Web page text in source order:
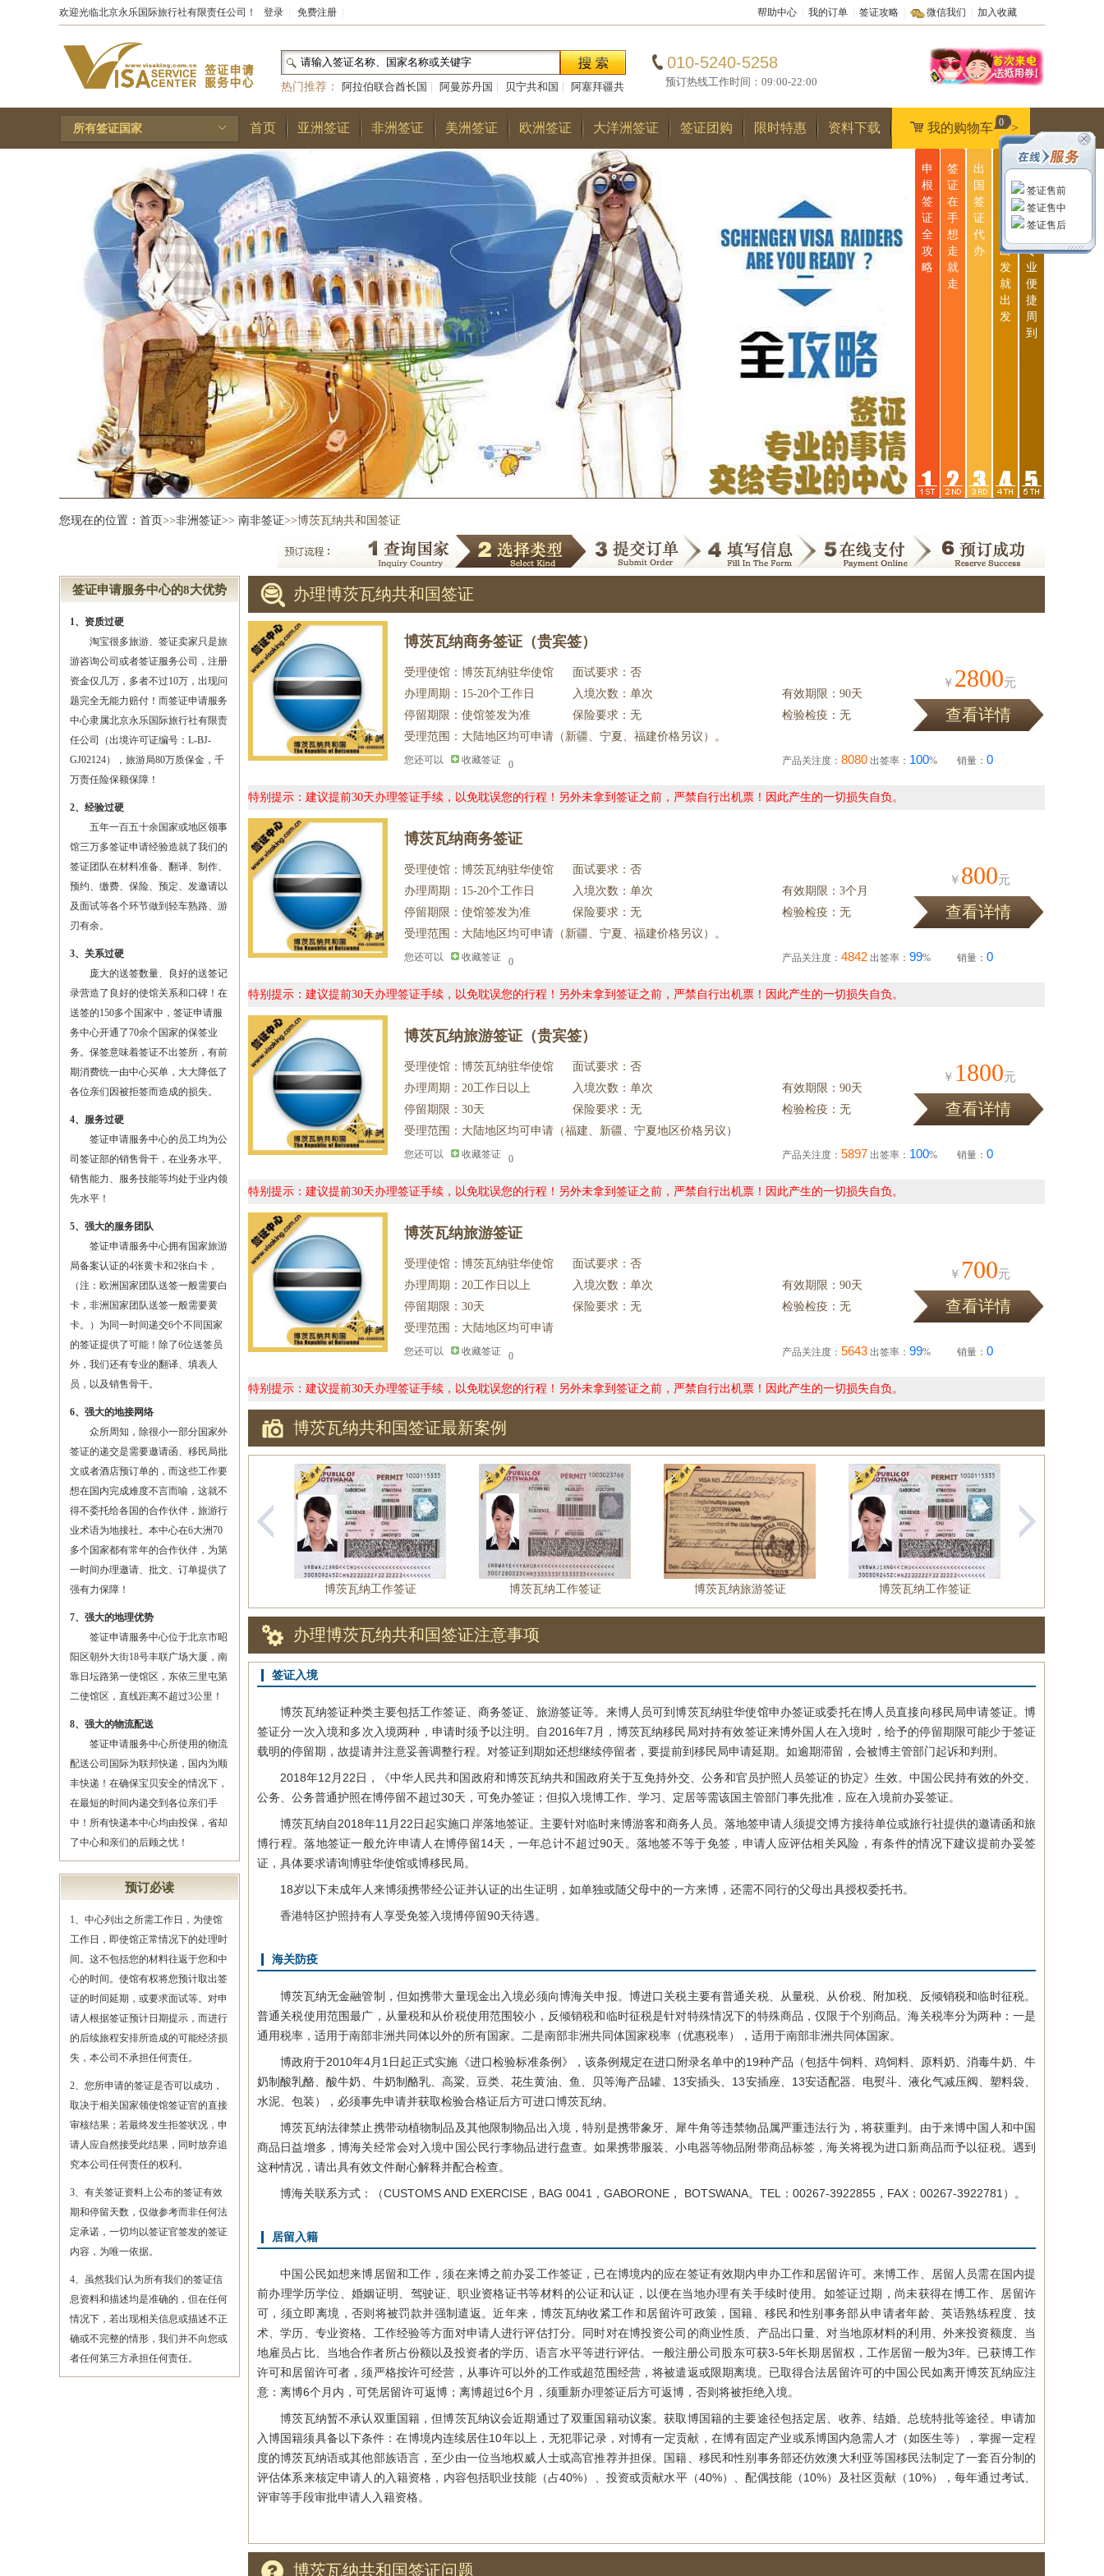
欢迎光临北京永乐国际旅行社有限责任公司！ 登录 免费注册 帮助中心 我的订单 签证攻略 微信我们 加入收藏
热门推荐： 阿拉伯联合酋长国 阿曼苏丹国 贝宁共和国
阿塞拜疆共
和国|布基纳法索|巴勒斯坦国|阿尔巴尼亚共和国|多哥共和国|巴
林王国|安道尔公国|
010-5240-5258
预订热线工作时间：09:00-22:00
所有签证国家 首页 亚洲签证 非洲签证 美洲签证 欧洲签证 大洋洲签证 签证团购 限时特惠 资料下载 我的购物车 >
0
申
根
签
证
全
攻
略
签
证
在
手
想
走
就
走
出
国
签
证
代
办
无
说
出
发
就
出
发
一
站
式
服
专
业
便
捷
周
到
您现在的位置： 首页>>非洲签证>> 南非签证>>博茨瓦纳共和国签证
签证申请服务中心的8大优势
1、资质过硬
淘宝很多旅游、签证卖家只是旅
游咨询公司或者签证服务公司，注册
资金仅几万，多者不过10万，出现问
题完全无能力赔付！而签证申请服务
中心隶属北京永乐国际旅行社有限责
任公司（出境许可证编号：L-BJ-
GJ02124），旅游局80万质保金，千
万责任险保额保障！
2、经验过硬
五年一百五十余国家或地区领事
馆三万多签证申请经验造就了我们的
签证团队在材料准备、翻译、制作、
预约、缴费、保险、预定、发邀请以
及面试等各个环节做到轻车熟路、游
刃有余。
3、关系过硬
庞大的送签数量、良好的送签记
录营造了良好的使馆关系和口碑！在
送签的150多个国家中，签证申请服
务中心开通了70余个国家的保签业
务。保签意味着签证不出签所，有前
期消费统一由中心买单，大大降低了
各位亲们因被拒签而造成的损失。
4、服务过硬
签证申请服务中心的员工均为公
司签证部的销售骨干，在业务水平、
销售能力、服务技能等均处于业内领
先水平！
5、强大的服务团队
签证申请服务中心拥有国家旅游
局备案认证的4张黄卡和2张白卡，
（注：欧洲国家团队送签一般需要白
卡，非洲国家团队送签一般需要黄
卡。）为同一时间递交6个不同国家
的签证提供了可能！除了6位送签员
外，我们还有专业的翻译、填表人
员，以及销售骨干。
6、强大的地接网络
众所周知，除很小一部分国家外
签证的递交是需要邀请函、移民局批
文或者酒店预订单的，而这些工作要
想在国内完成难度不言而喻，这就不
得不委托给各国的合作伙伴，旅游行
业术语为地接社。本中心在6大洲70
多个国家都有常年的合作伙伴，为第
一时间办理邀请、批文、订单提供了
强有力保障！
7、强大的地理优势
签证申请服务中心位于北京市昭
阳区朝外大街18号丰联广场大厦，南
靠日坛路第一使馆区，东依三里屯第
二使馆区，直线距离不超过3公里！
8、强大的物流配送
签证申请服务中心所使用的物流
配送公司国际为联邦快递，国内为顺
丰快递！在确保宝贝安全的情况下，
在最短的时间内递交到各位亲们手
中！所有快递本中心均由投保，省却
了中心和亲们的后顾之忧！
预订必读
1、中心列出之所需工作日，为使馆
工作日，即使馆正常情况下的处理时
间。这不包括您的材料往返于您和中
心的时间。使馆有权将您预计取出签
证的时间延期，或要求面试等。对申
请人根据签证预计日期提示，而进行
的后续旅程安排所造成的可能经济损
失，本公司不承担任何责任。
2、您所申请的签证是否可以成功，
取决于相关国家领使馆签证官的直接
审核结果；若最终发生拒签状况，申
请人应自然接受此结果，同时放弃追
究本公司任何责任的权利。
3、有关签证资料上公布的签证有效
期和停留天数，仅做参考而非任何法
定承诺，一切均以签证官签发的签证
内容，为唯一依据。
4、虽然我们认为所有我们的签证信
息资料和描述均是准确的，但在任何
情况下，若出现相关信息或描述不正
确或不完整的情形，我们并不向您或
者任何第三方承担任何责任。
办理博茨瓦纳共和国签证
博茨瓦纳商务签证（贵宾签）
受理使馆：博茨瓦纳驻华使馆
面试要求：否
办理周期：15-20个工作日
入境次数：单次
有效期限：90天
停留期限：使馆签发为准
保险要求：无
检验检疫：无
受理范围：大陆地区均可申请（新疆、宁夏、福建价格另议）。
￥ 2800元
查看详情
您还可以 收藏签证 0 产品关注度：8080 出签率： 100% 销量：0
特别提示：建议提前30天办理签证手续，以免耽误您的行程！另外未拿到签证之前，严禁自行出机票！因此产生的一切损失自负。
博茨瓦纳商务签证
受理使馆：博茨瓦纳驻华使馆
面试要求：否
办理周期：15-20个工作日
入境次数：单次
有效期限：3个月
停留期限：使馆签发为准
保险要求：无
检验检疫：无
受理范围：大陆地区均可申请（新疆、宁夏、福建价格另议）。
￥ 800元
查看详情
您还可以 收藏签证 0 产品关注度：4842 出签率： 99% 销量：0
特别提示：建议提前30天办理签证手续，以免耽误您的行程！另外未拿到签证之前，严禁自行出机票！因此产生的一切损失自负。
博茨瓦纳旅游签证（贵宾签）
受理使馆：博茨瓦纳驻华使馆
面试要求：否
办理周期：20工作日以上
入境次数：单次
有效期限：90天
停留期限：30天
保险要求：无
检验检疫：无
受理范围：大陆地区均可申请（福建、新疆、宁夏地区价格另议）
￥ 1800元
查看详情
您还可以 收藏签证 0 产品关注度：5897 出签率： 100% 销量：0
特别提示：建议提前30天办理签证手续，以免耽误您的行程！另外未拿到签证之前，严禁自行出机票！因此产生的一切损失自负。
博茨瓦纳旅游签证
受理使馆：博茨瓦纳驻华使馆
面试要求：否
办理周期：20工作日以上
入境次数：单次
有效期限：90天
停留期限：30天
保险要求：无
检验检疫：无
受理范围：大陆地区均可申请
￥ 700元
查看详情
您还可以 收藏签证 0 产品关注度：5643 出签率： 99% 销量：0
特别提示：建议提前30天办理签证手续，以免耽误您的行程！另外未拿到签证之前，严禁自行出机票！因此产生的一切损失自负。
博茨瓦纳共和国签证最新案例
博茨瓦纳工作签证 博茨瓦纳工作签证 博茨瓦纳旅游签证 博茨瓦纳工作签证
办理博茨瓦纳共和国签证注意事项
签证入境
博茨瓦纳签证种类主要包括工作签证、商务签证、旅游签证等。来博人员可到博茨瓦纳驻华使馆申办签证或委托在博人员直接向移民局申请签证。博
签证分一次入境和多次入境两种，申请时须予以注明。自2016年7月，博茨瓦纳移民局对持有效签证来博外国人在入境时，给予的停留期限可能少于签证
载明的停留期，故提请并注意妥善调整行程。对签证到期如还想继续停留者，要提前到移民局申请延期。如逾期滞留，会被博主管部门起诉和判刑。
2018年12月22日，《中华人民共和国政府和博茨瓦纳共和国政府关于互免持外交、公务和官员护照人员签证的协定》生效。中国公民持有效的外交、
公务、公务普通护照在博停留不超过30天，可免办签证；但拟入境博工作、学习、定居等需该国主管部门事先批准，应在入境前办妥签证。
博茨瓦纳自2018年11月22日起实施口岸落地签证。主要针对临时来博游客和商务人员。落地签申请人须提交博方接待单位或旅行社提供的邀请函和旅
博行程。落地签证一般允许申请人在博停留14天，一年总计不超过90天。落地签不等于免签，申请人应评估相关风险，有条件的情况下建议提前办妥签
证，具体要求请询博驻华使馆或博移民局。
18岁以下未成年人来博须携带经公证并认证的出生证明，如单独或随父母中的一方来博，还需不同行的父母出具授权委托书。
香港特区护照持有人享受免签入境博停留90天待遇。
海关防疫
博茨瓦纳无金融管制，但如携带大量现金出入境必须向博海关申报。博进口关税主要有普通关税、从量税、从价税、附加税、反倾销税和临时征税。
普通关税使用范围最广，从量税和从价税使用范围较小，反倾销税和临时征税是针对特殊情况下的特殊商品，仅限于个别商品。海关税率分为两种：一是
通用税率，适用于南部非洲共同体以外的所有国家。二是南部非洲共同体国家税率（优惠税率），适用于南部非洲共同体国家。
博政府于2010年4月1日起正式实施《进口检验标准条例》，该条例规定在进口附录名单中的19种产品（包括牛饲料、鸡饲料、原料奶、消毒牛奶、牛
奶制酸乳酪、酸牛奶、牛奶制酪乳、高粱、豆类、花生黄油、鱼、贝等海产品罐、13安插头、13安插座、13安适配器、电熨斗、液化气减压阀、塑料袋、
水泥、包装），必须事先申请并获取检验合格证后方可进口博茨瓦纳。
博茨瓦纳法律禁止携带动植物制品及其他限制物品出入境，特别是携带象牙、犀牛角等违禁物品属严重违法行为，将获重判。由于来博中国人和中国
商品日益增多，博海关经常会对入境中国公民行李物品进行盘查。如果携带服装、小电器等物品附带商品标签，海关将视为进口新商品而予以征税。遇到
这种情况，请出具有效文件耐心解释并配合检查。
博海关联系方式：（CUSTOMS AND EXERCISE，BAG 0041，GABORONE， BOTSWANA。TEL：00267-3922855，FAX：00267-3922781）。
居留入籍
中国公民如想来博居留和工作，须在来博之前办妥工作签证，已在博境内的应在签证有效期内申办工作和居留许可。来博工作、居留人员需在国内提
前办理学历学位、婚姻证明、驾驶证、职业资格证书等材料的公证和认证，以便在当地办理有关手续时使用。如签证过期，尚未获得在博工作、居留许
可，须立即离境，否则将被罚款并强制遣返。近年来，博茨瓦纳收紧工作和居留许可政策，国籍、移民和性别事务部从申请者年龄、英语熟练程度、技
术、学历、专业资格、工作经验等方面对申请人进行评估打分。同时对在博投资公司的商业性质、产品出口量、对当地原材料的利用、外来投资额度、当
地雇员占比、当地合作者所占份额以及投资者的学历、语言水平等进行评估。一般注册公司股东可获3-5年长期居留权，工作居留一般为3年。已获博工作
许可和居留许可者，须严格按许可经营，从事许可以外的工作或超范围经营，将被遣返或限期离境。已取得合法居留许可的中国公民如离开博茨瓦纳应注
意：离博6个月内，可凭居留许可返博；离博超过6个月，须重新办理签证后方可返博，否则将被拒绝入境。
博茨瓦纳暂不承认双重国籍，但博茨瓦纳议会近期通过了双重国籍动议案。获取博国籍的主要途径包括定居、收养、结婚、总统特批等途径。申请加
入博国籍须具备以下条件：在博境内连续居住10年以上，无犯罪记录，对博有一定贡献，在博有固定产业或系博国内急需人才（如医生等），掌握一定程
度的博茨瓦纳语或其他部族语言，至少由一位当地权威人士或高官推荐并担保。国籍、移民和性别事务部还仿效澳大利亚等国移民法制定了一套百分制的
评估体系来核定申请人的入籍资格，内容包括职业技能（占40%）、投资或贡献水平（40%）、配偶技能（10%）及社区贡献（10%），每年通过考试、
评审等手段审批申请人入籍资格。
博茨瓦纳共和国签证问题
签证售前
签证售中
签证售后